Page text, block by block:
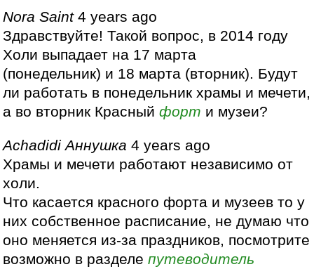
Nora Saint4 years ago
Здравствуйте! Такой вопрос, в 2014 году
Холи выпадает на 17 марта
(понедельник) и 18 марта (вторник). Будут
ли работать в понедельник храмы и мечети,
а во вторник Красныйфорт и музеи?
Achadidi Аннушка4 years ago
Храмы и мечети работают независимо от
холи.
Что касается красного форта и музеев то у
них собственное расписание, не думаю что
оно меняется из-за праздников, посмотрите
возможно в разделепутеводитель